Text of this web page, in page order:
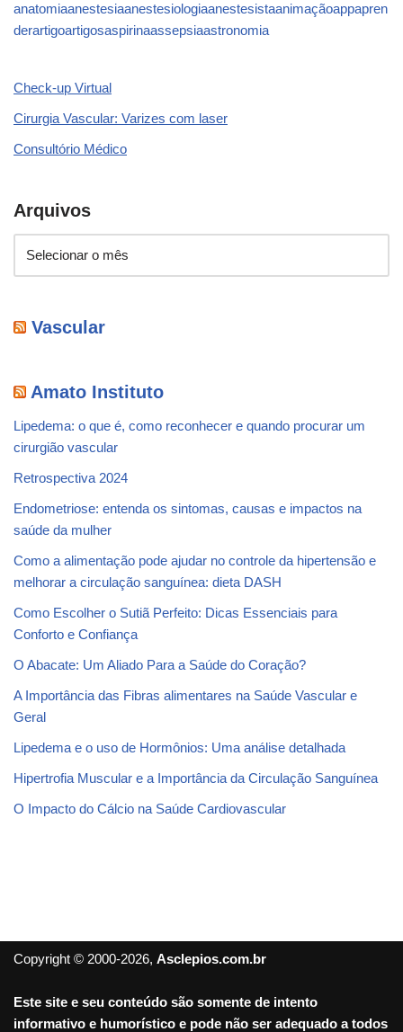
anatomiaanestesiaanestesiologiaanestesistaanimaçãoappapren
derartigoartigosaspirinaassepsiaastronomia
Check-up Virtual
Cirurgia Vascular: Varizes com laser
Consultório Médico
Arquivos
Vascular
Amato Instituto
Lipedema: o que é, como reconhecer e quando procurar um
cirurgião vascular
Retrospectiva 2024
Endometriose: entenda os sintomas, causas e impactos na
saúde da mulher
Como a alimentação pode ajudar no controle da hipertensão e
melhorar a circulação sanguínea: dieta DASH
Como Escolher o Sutiã Perfeito: Dicas Essenciais para
Conforto e Confiança
O Abacate: Um Aliado Para a Saúde do Coração?
A Importância das Fibras alimentares na Saúde Vascular e
Geral
Lipedema e o uso de Hormônios: Uma análise detalhada
Hipertrofia Muscular e a Importância da Circulação Sanguínea
O Impacto do Cálcio na Saúde Cardiovascular
Copyright © 2000-2026, Asclepios.com.br
Este site e seu conteúdo são somente de intento
informativo e humorístico e pode não ser adequado a todos